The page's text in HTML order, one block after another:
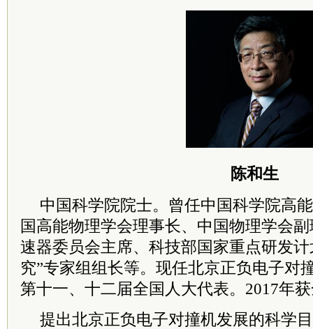
陈和生
中国科学院院士。曾任中国科学院高
国高能物理学会理事长、中国物理学会
速器委员会主席、科技部国家重点研发
究”专家组组长等。现任北京正负电子对
第十一、十二届全国 人大代表。2017年
提出北京正负电子对撞机发展的科学